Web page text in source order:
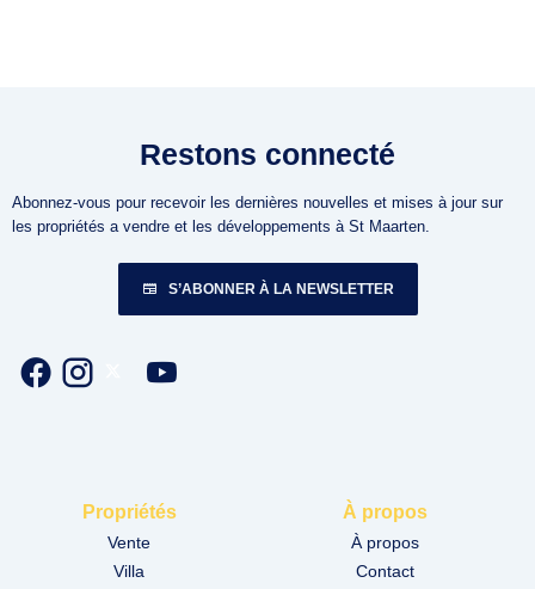
Restons connecté
Abonnez-vous pour recevoir les dernières nouvelles et mises à jour sur
les propriétés a vendre et les développements à St Maarten.
S’ABONNER À LA NEWSLETTER
Propriétés
Vente
Villa
À propos
À propos
Contact